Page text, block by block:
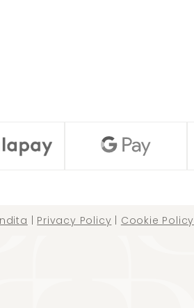
Privacy Policy Cookie Policy